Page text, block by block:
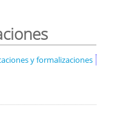
y formalizaciones